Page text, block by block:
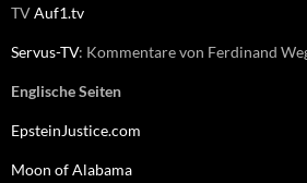
TVAuf1.tv
Servus-TV: Kommentare von Ferdinand
Englische Seiten
EpsteinJustice.com
Moon of Alabama